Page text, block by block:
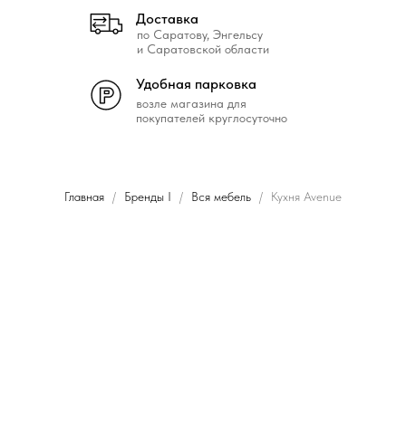
возле магазина для
покупателей круглосуточно
Удобная парковка
по Саратову, Энгельсу
и Саратовской области
Доставка
Главная Бренды I Вся мебель Кухня Avenue